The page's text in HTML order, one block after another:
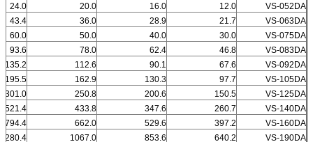
VS-052DA
12.0
16.0
20.0
24.0
VS-063DA
21.7
28.9
36.0
43.4
VS-075DA
30.0
40.0
50.0
60.0
VS-083DA
46.8
62.4
78.0
93.6
VS-092DA
67.6
90.1
112.6
135.2
VS-105DA
97.7
130.3
162.9
195.5
VS-125DA
150.5
200.6
250.8
301.0
VS-140DA
260.7
347.6
433.8
521.4
VS-160DA
397.2
529.6
662.0
794.4
VS-190DA
640.2
853.6
1067.0
1280.4